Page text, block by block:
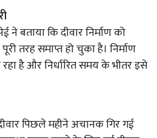
बताया कि दीवार निर्माण को
तरह समाप्त हो चुका है। निर्माण
है और निर्धारित समय के भीतर इसे
पिछले महीने अचानक गिर गई